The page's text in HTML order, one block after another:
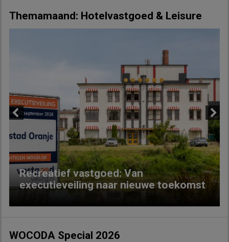
Themamaand: Hotelvastgoed & Leisure
Recreatief vastgoed: Van
executieveiling naar nieuwe toekomst
Next
WOCODA Special 2026